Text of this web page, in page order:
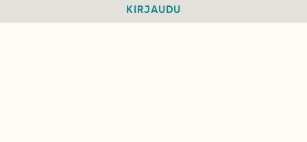
KIRJAUDU